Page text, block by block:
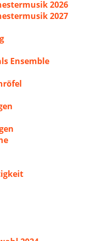
2026
2027
Ensemble